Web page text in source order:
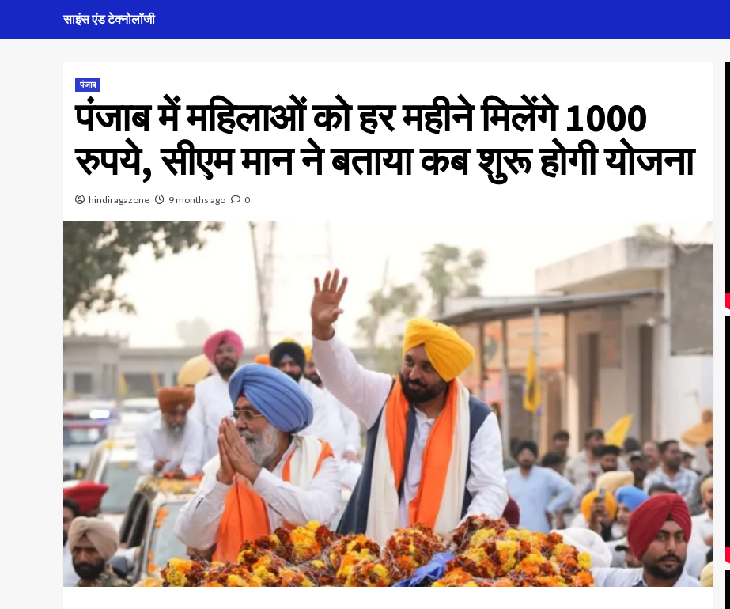
साइंस एंड टेक्नोलॉजी
पंजाब
पंजाब में महिलाओं को हर महीने मिलेंगे 1000
रुपये, सीएम मान ने बताया कब शुरू होगी योजना
hindiragazone 9 months ago 0